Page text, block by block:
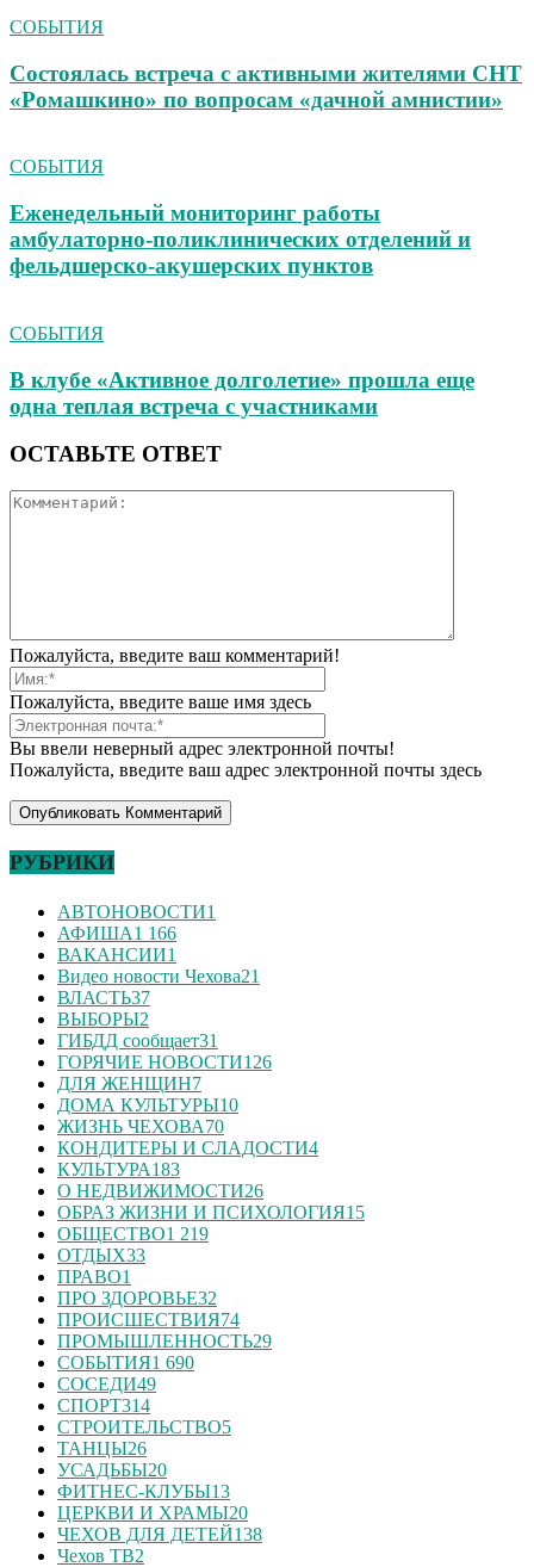
СОБЫТИЯ
Состоялась встреча с активными жителями СНТ
«Ромашкино» по вопросам «дачной амнистии»
СОБЫТИЯ
Еженедельный мониторинг работы
амбулаторно‑поликлинических отделений и
фельдшерско‑акушерских пунктов
СОБЫТИЯ
В клубе «Активное долголетие» прошла еще
одна теплая встреча с участниками
ОСТАВЬТЕ ОТВЕТ
Пожалуйста, введите ваш комментарий!
Пожалуйста, введите ваше имя здесь
Вы ввели неверный адрес электронной почты!
Пожалуйста, введите ваш адрес электронной почты здесь
РУБРИКИ
АВТОНОВОСТИ1
АФИША1 166
ВАКАНСИИ1
Видео новости Чехова21
ВЛАСТЬ37
ВЫБОРЫ2
ГИБДД сообщает31
ГОРЯЧИЕ НОВОСТИ126
ДЛЯ ЖЕНЩИН7
ДОМА КУЛЬТУРЫ10
ЖИЗНЬ ЧЕХОВА70
КОНДИТЕРЫ И СЛАДОСТИ4
КУЛЬТУРА183
О НЕДВИЖИМОСТИ26
ОБРАЗ ЖИЗНИ И ПСИХОЛОГИЯ15
ОБЩЕСТВО1 219
ОТДЫХ33
ПРАВО1
ПРО ЗДОРОВЬЕ32
ПРОИСШЕСТВИЯ74
ПРОМЫШЛЕННОСТЬ29
СОБЫТИЯ1 690
СОСЕДИ49
СПОРТ314
СТРОИТЕЛЬСТВО5
ТАНЦЫ26
УСАДЬБЫ20
ФИТНЕС-КЛУБЫ13
ЦЕРКВИ И ХРАМЫ20
ЧЕХОВ ДЛЯ ДЕТЕЙ138
Чехов ТВ2